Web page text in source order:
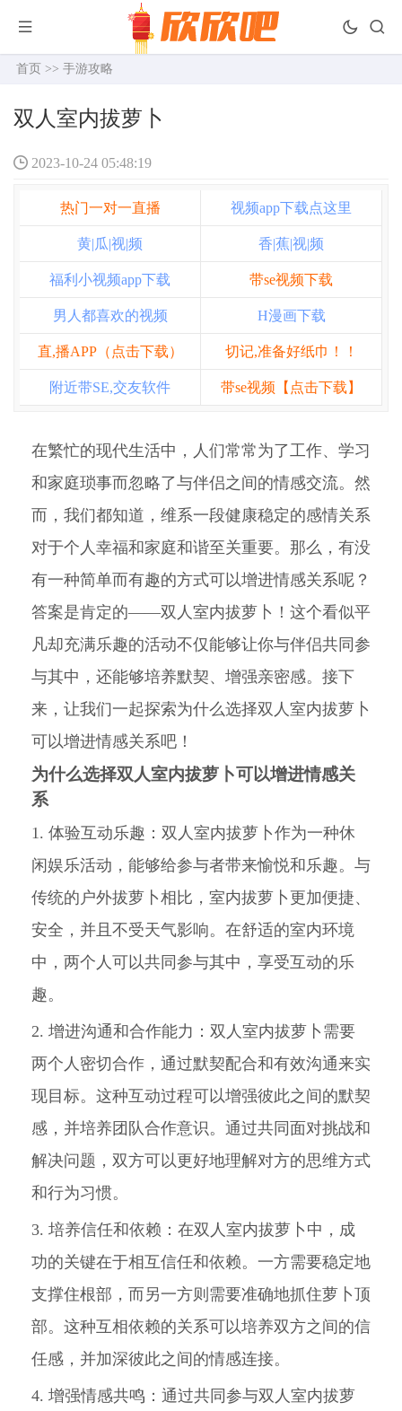
首页 >> 手游攻略
双人室内拔萝卜
2023-10-24 05:48:19
热门一对一直播 视频app下载点这里
黄|瓜|视|频 香|蕉|视|频
福利小视频app下载 带se视频下载
男人都喜欢的视频 H漫画下载
直,播APP（点击下载） 切记,准备好纸巾！！
附近带SE,交友软件 带se视频【点击下载】
在繁忙的现代生活中，人们常常为了工作、学习
和家庭琐事而忽略了与伴侣之间的情感交流。然
而，我们都知道，维系一段健康稳定的感情关系
对于个人幸福和家庭和谐至关重要。那么，有没
有一种简单而有趣的方式可以增进情感关系呢？
答案是肯定的——双人室内拔萝卜！这个看似平
凡却充满乐趣的活动不仅能够让你与伴侣共同参
与其中，还能够培养默契、增强亲密感。接下
来，让我们一起探索为什么选择双人室内拔萝卜
可以增进情感关系吧！
为什么选择双人室内拔萝卜可以增进情感关
系
1. 体验互动乐趣：双人室内拔萝卜作为一种休
闲娱乐活动，能够给参与者带来愉悦和乐趣。与
传统的户外拔萝卜相比，室内拔萝卜更加便捷、
安全，并且不受天气影响。在舒适的室内环境
中，两个人可以共同参与其中，享受互动的乐
趣。
2. 增进沟通和合作能力：双人室内拔萝卜需要
两个人密切合作，通过默契配合和有效沟通来实
现目标。这种互动过程可以增强彼此之间的默契
感，并培养团队合作意识。通过共同面对挑战和
解决问题，双方可以更好地理解对方的思维方式
和行为习惯。
3. 培养信任和依赖：在双人室内拔萝卜中，成
功的关键在于相互信任和依赖。一方需要稳定地
支撑住根部，而另一方则需要准确地抓住萝卜顶
部。这种互相依赖的关系可以培养双方之间的信
任感，并加深彼此之间的情感连接。
4. 增强情感共鸣：通过共同参与双人室内拔萝